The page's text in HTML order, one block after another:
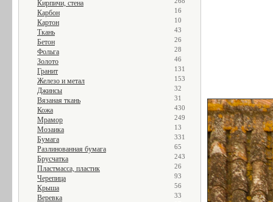
Кирпичи, стена
Карбон 16
Картон 10
Ткань 43
Бетон 26
Фольга 28
Золото 46
Гранит 131
Железо и метал 153
Джинсы 32
Вязаная ткань 31
Кожа 430
Мрамор 249
Мозаика 13
Бумага 331
Разлинованная бумага 65
Брусчатка 243
Пластмасса, пластик 26
Черепица 93
Крыша 56
Веревка 33